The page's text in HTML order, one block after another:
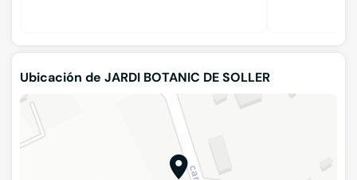
Ubicación de JARDI BOTANIC DE SOLLER